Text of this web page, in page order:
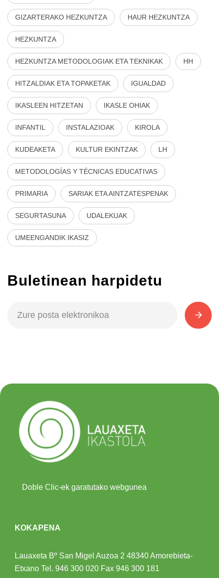
GIZARTERAKO HEZKUNTZA HAUR HEZKUNTZA
HEZKUNTZA
HEZKUNTZA METODOLOGIAK ETA TEKNIKAK HH
HITZALDIAK ETA TOPAKETAK IGUALDAD
IKASLEEN HITZETAN IKASLE OHIAK
INFANTIL INSTALAZIOAK KIROLA
KUDEAKETA KULTUR EKINTZAK LH
METODOLOGÍAS Y TÉCNICAS EDUCATIVAS
PRIMARIA SARIAK ETA AINTZATESPENAK
SEGURTASUNA UDALEKUAK
UMEENGANDIK IKASIZ
Buletinean harpidetu
Doble Clic-ek garatutako webgunea
KOKAPENA
Lauaxeta Bº San Migel Auzoa 2 48340 Amorebieta-
Etxano Tel. 946 300 020 Fax 946 300 181